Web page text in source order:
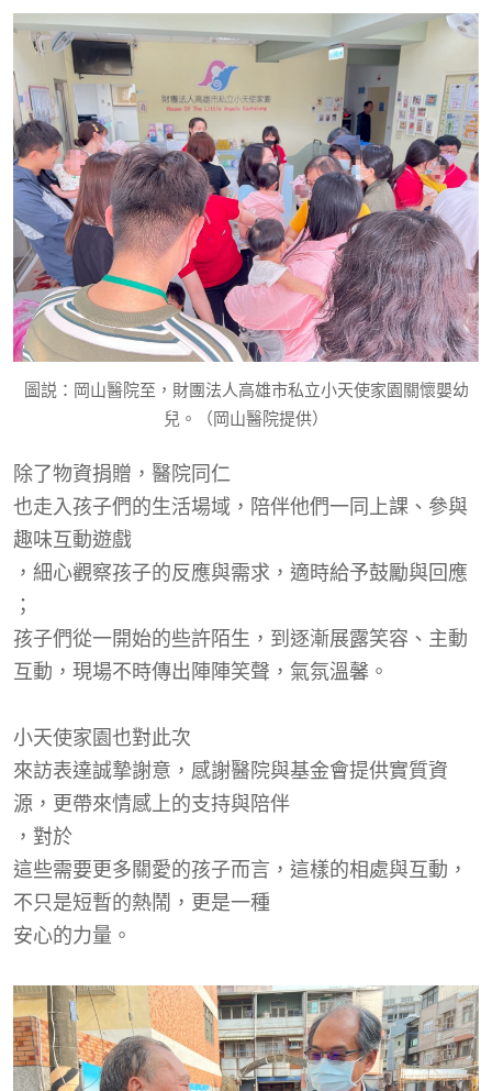
圖説：岡山醫院至，財團法人高雄市私立小天使家園關懷嬰幼
兒。（岡山醫院提供）
除了物資捐贈，醫院同仁
也走入孩子們的生活場域，陪伴他們一同上課、參與
趣味互動遊戲
， 細心觀察孩子的反應與需求，適時給予鼓勵與回應
；
孩子們從一開始的些許陌生，到逐漸展露笑容、主動
互動，現場不時傳出陣陣笑聲，氣氛溫馨。
小天使家園也對此次
來訪表達誠摯謝意，感謝醫院與基金會提供實質資
源，更帶來情感上的支持與陪伴
， 對於
這些需要更多關愛的孩子而言，這樣的相處與互動，
不只是短暫的熱鬧，更是一種
安心的力量。